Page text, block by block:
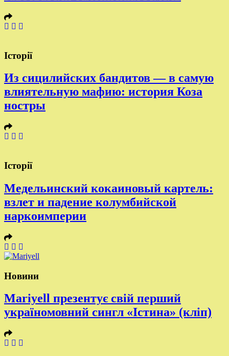
Історії
Из сицилийских бандитов — в самую
влиятельную мафию: история Коза
ностры
Історії
Медельинский кокаиновый картель:
взлет и падение колумбийской
наркоимперии
Новини
Mariyell презентує свій перший
україномовний сингл «Істина» (кліп)